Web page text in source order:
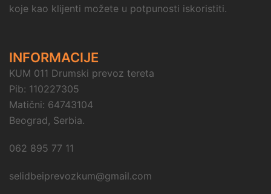
koje kao klijenti možete u potpunosti iskoristiti.
INFORMACIJE
KUM 011 Drumski prevoz tereta
Pib: 110227305
Matični: 64743104
Beograd, Serbia.
062 895 77 11
selidbeiprevozkum@gmail.com